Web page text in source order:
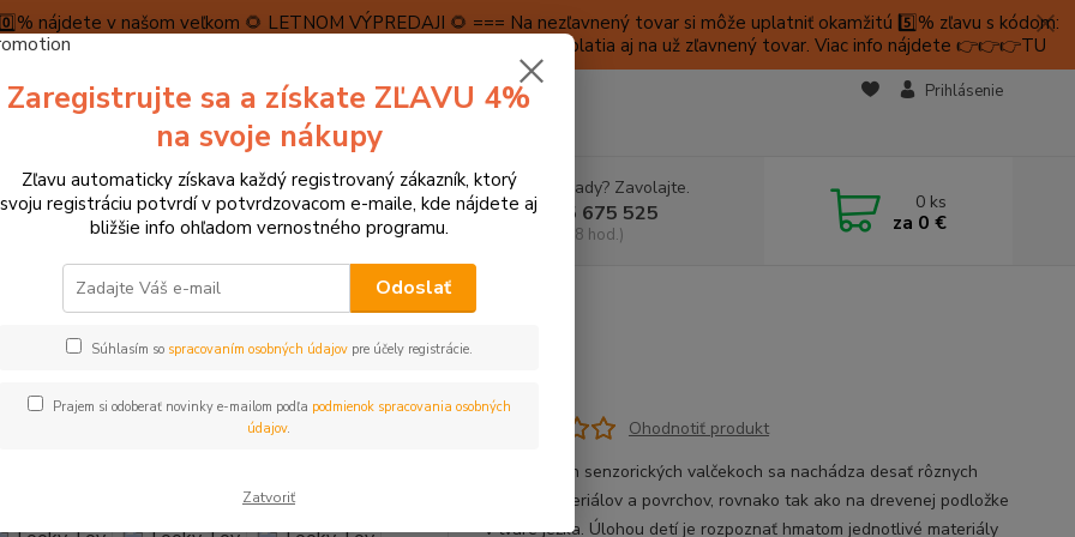
nájdete v našom veľkom 🌻 LETNOM VÝPREDAJI 🌻 === Na nezľavnený tovar si môže uplatniť okamžitú 5️⃣% zľavu s kódom:
máme teraz pripravené špeciálne zľavy až do výšky 1️⃣5️⃣% , ktoré platia aj na už zľavnený tovar. Viac info nájdete 👉👉👉TU
A PLATBA RECENZIE 👉VRÁTENIE TOVARU👈
KONTAKTY
Prihlásenie
Hľadať
Neviete si rady? Zavolajte.
+421 905 675 525
(Po-Pia, 9-18 hod.)
0 ks
za 0 €
Edukačné hračky Tooky Toy Senzorický ježko
Toy Senzorický ježko
Ohodnotiť produkt
Na desiatich senzorických valčekoch sa nachádza desať rôznych
druhov materiálov a povrchov, rovnako tak ako na drevenej podložke
v tvare ježka. Úlohou detí je rozpoznať hmatom jednotlivé materiály
Zaregistrujte sa a získate ZĽAVU 4%
na svoje nákupy
Zľavu automaticky získava každý registrovaný zákazník, ktorý
svoju registráciu potvrdí v potvrdzovacom e-maile, kde nájdete aj
bližšie info ohľadom vernostného programu.
Odoslať
Súhlasím so spracovaním osobných údajovpre účely registrácie.
Prajem si odoberať novinky e-mailom podľa podmienok spracovania osobných
údajov.
Zatvoriť